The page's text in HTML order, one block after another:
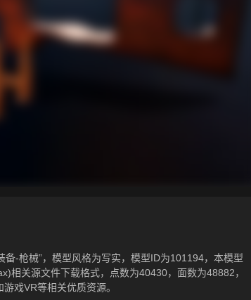
-枪械”，模型风格为写实，模型ID为101194，本模型
关源文件下载格式，点数为40430，面数为48882，
戏VR等相关优质资源。